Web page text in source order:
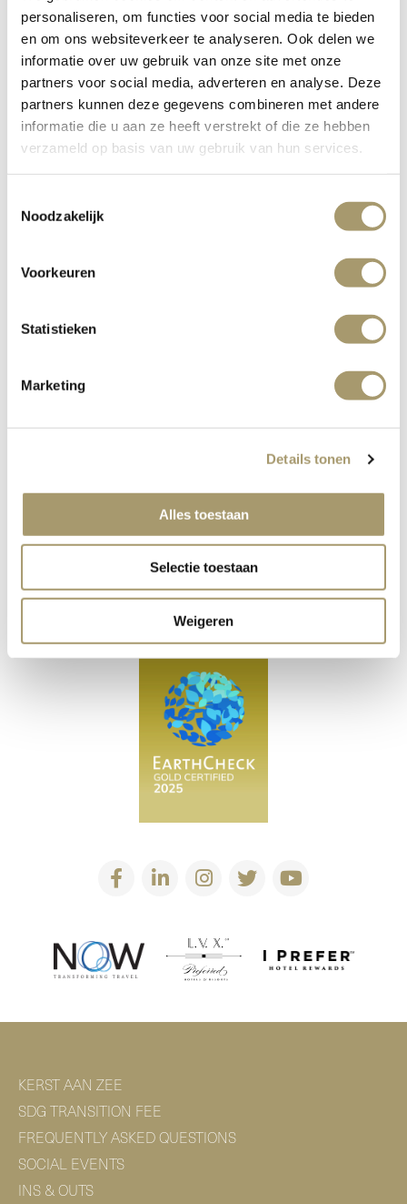
personaliseren, om functies voor social media te bieden
en om ons websiteverkeer te analyseren. Ook delen we
informatie over uw gebruik van onze site met onze
partners voor social media, adverteren en analyse. Deze
partners kunnen deze gegevens combineren met andere
informatie die u aan ze heeft verstrekt of die ze hebben
verzameld op basis van uw gebruik van hun services.
Noodzakelijk
Voorkeuren
Statistieken
Marketing
Details tonen
Alles toestaan
Selectie toestaan
Weigeren
compensatieprojecten. In het jaar 2017 hebben we 5,34
ton CO2 gecompenseerd.
Benieuwd wat mij nog meer doen op gebied van het
sustainability? Bekijk onzeIt must be Nowpagina.
KERST AAN ZEE
SDG TRANSITION FEE
FREQUENTLY ASKED QUESTIONS
SOCIAL EVENTS
INS & OUTS